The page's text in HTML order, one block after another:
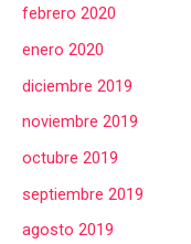
febrero 2020
enero 2020
diciembre 2019
noviembre 2019
octubre 2019
septiembre 2019
agosto 2019